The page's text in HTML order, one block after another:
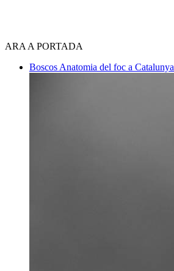
ARA A PORTADA
Boscos Anatomia del foc a Catalunya